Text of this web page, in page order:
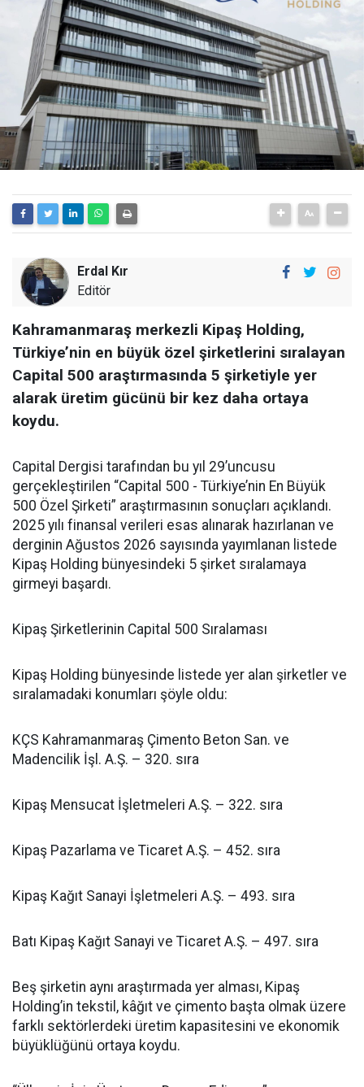
Erdal Kır
Editör
Kahramanmaraş merkezli Kipaş Holding,
Türkiye’nin en büyük özel şirketlerini sıralayan
Capital 500 araştırmasında 5 şirketiyle yer
alarak üretim gücünü bir kez daha ortaya
koydu.
Capital Dergisi tarafından bu yıl 29’uncusu
gerçekleştirilen “Capital 500 - Türkiye’nin En Büyük
500 Özel Şirketi” araştırmasının sonuçları açıklandı.
2025 yılı finansal verileri esas alınarak hazırlanan ve
derginin Ağustos 2026 sayısında yayımlanan listede
Kipaş Holding bünyesindeki 5 şirket sıralamaya
girmeyi başardı.
Kipaş Şirketlerinin Capital 500 Sıralaması
Kipaş Holding bünyesinde listede yer alan şirketler ve
sıralamadaki konumları şöyle oldu:
KÇS Kahramanmaraş Çimento Beton San. ve
Madencilik İşl. A.Ş. – 320. sıra
Kipaş Mensucat İşletmeleri A.Ş. – 322. sıra
Kipaş Pazarlama ve Ticaret A.Ş. – 452. sıra
Kipaş Kağıt Sanayi İşletmeleri A.Ş. – 493. sıra
Batı Kipaş Kağıt Sanayi ve Ticaret A.Ş. – 497. sıra
Beş şirketin aynı araştırmada yer alması, Kipaş
Holding’in tekstil, kâğıt ve çimento başta olmak üzere
farklı sektörlerdeki üretim kapasitesini ve ekonomik
büyüklüğünü ortaya koydu.